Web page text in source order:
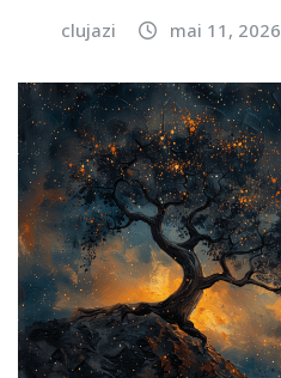
clujazi mai 11, 2026